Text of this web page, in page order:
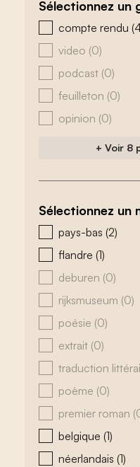
Sélectionnez un
zoeken - genre
compte rendu
video (0)
podcast (0)
feuilleton (0)
opinion (0)
+ Voir 8
Sélectionnez un
zoeken - tags
pays-bas (2)
flandre (1)
deburen (0)
rijksmuseum (0)
poésie (0)
extrait (0)
traduction
poème (0)
premier roman
belgique (1)
néerlandais (1)